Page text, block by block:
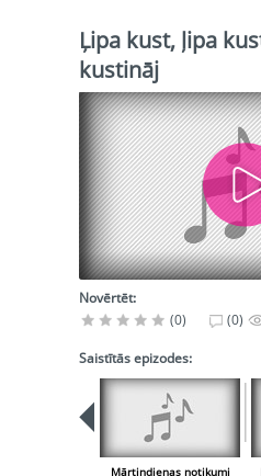
Ļipa kust, ļipa
kustināj
Novērtēt:
(0)
(0)
Saistītās epizodes:
Mārtiņdienas notikumi